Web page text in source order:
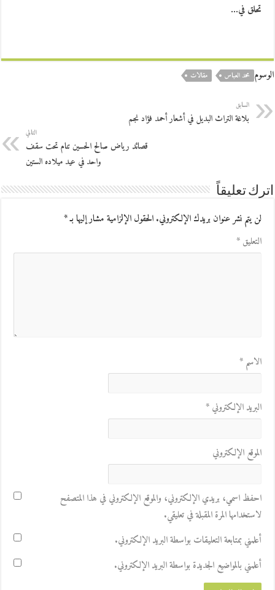
تحلق في…
الوسوم محمد العباس مقالات
السابق
بلاغة التراث البديل في أشعار أحمد فؤاد نجم
التالي
قصائد رياض صالح الحسين تنام تحت سقف
واحد في عيد ميلاده الستين
اترك تعليقاً
لن يتم نشر عنوان بريدك الإلكتروني.الحقول الإلزامية مشار إليها بـ*
التعليق*
الاسم*
البريد الإلكتروني*
الموقع الإلكتروني
احفظ اسمي، بريدي الإلكتروني، والموقع الإلكتروني في هذا المتصفح
لاستخدامها المرة المقبلة في تعليقي.
أعلمني بمتابعة التعليقات بواسطة البريد الإلكتروني.
أعلمني بالمواضيع الجديدة بواسطة البريد الإلكتروني.